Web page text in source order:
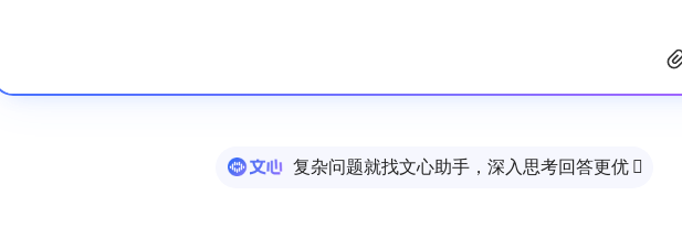
复杂问题就找文心助手，深入思考回答更优 